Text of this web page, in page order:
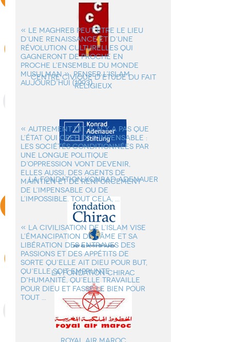
« LE MAGHREB PEUT ÊTRE LE LIEU
D’UNE RENAISSANCE ET D’UNE
RÉVOLUTION CULTURELLES QUI
GAGNERONT DE PROCHE EN
PROCHE L’ENSEMBLE DU MONDE
MUSULMAN ». PENSER L’ISLAM
AUJOURD’HUI (1993).
« AUTREMENT DIT, IL N’Y A PAS QUE
L’ÉTAT QUI CREE DE L’IMPENSABLE :
LES SOCIÉTÉS CONDITIONNÉES PAR
UNE LONGUE POLITIQUE
D’OPPRESSION VONT DEVENIR,
ELLES AUSSI, DES AGENTS DE
MAINTIEN ET DE RENFORCEMENT
DE L’IMPENSABLE OU DE
L’IMPOSSIBLE. TOUT CELA, ...
« LA CIVILISATION DE L’ISLAM VISE
L’ÉMANCIPATION DE L'ÂME ET SA
LIBÉRATION DES ENTRAVES DES
PASSIONS ET DES APPÉTITS DE
SORTE QU’ELLE AIT DIEU POUR BUT,
QU’ELLE SOIT EMPRUNTE
D'HUMANITÉ, QU’ELLE TRAVAILLE
POUR DIEU ET FASSE LE BIEN POUR
TOUT ...
Centre Civique d’Etude du Fait
Religieux
la Fondation Konrad Adenauer
La Fondation Chirac